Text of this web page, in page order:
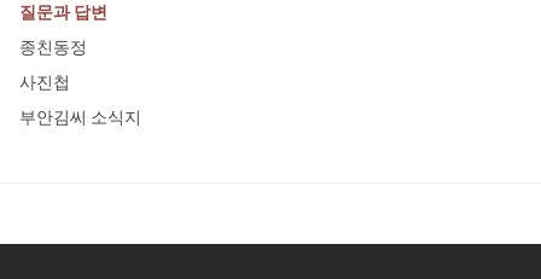
질문과 답변
종친동정
사진첩
부안김씨 소식지